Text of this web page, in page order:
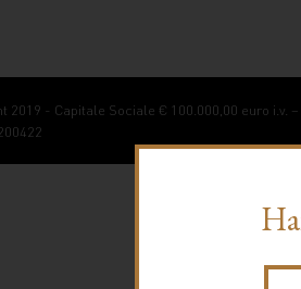
- Capitale Sociale € 100.000,00 euro i.v. –